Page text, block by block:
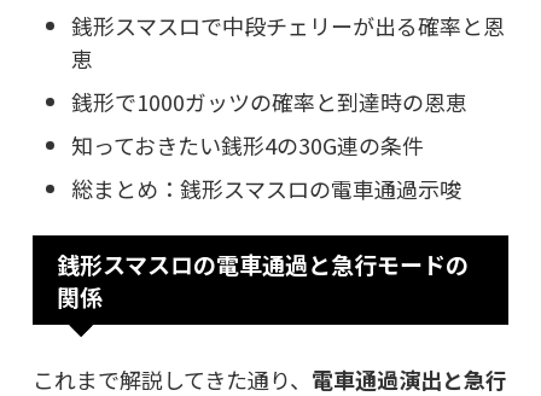
銭形スマスロで中段チェリーが出る確率と恩
恵
銭形で1000ガッツの確率と到達時の恩恵
知っておきたい銭形4の30G連の条件
総まとめ：銭形スマスロの電車通過示唆
銭形スマスロの電車通過と急行モードの
関係
これまで解説してきた通り、 電車通過演出と急行